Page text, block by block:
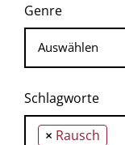
Genre
Schlagworte
× Rausch